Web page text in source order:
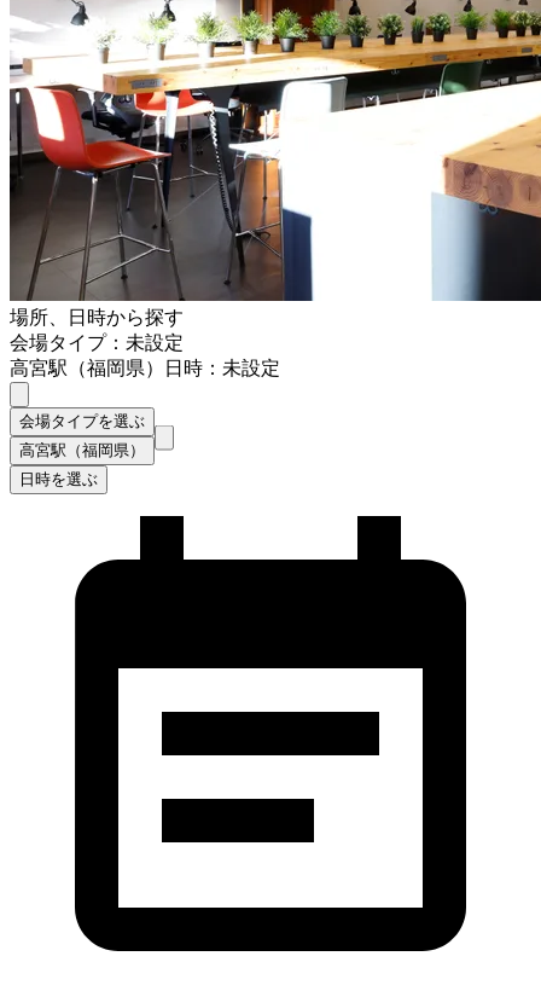
場所、日時から探す
会場タイプ：未設定
高宮駅（福岡県）
日時：未設定
会場タイプを選ぶ
高宮駅（福岡県）
日時を選ぶ